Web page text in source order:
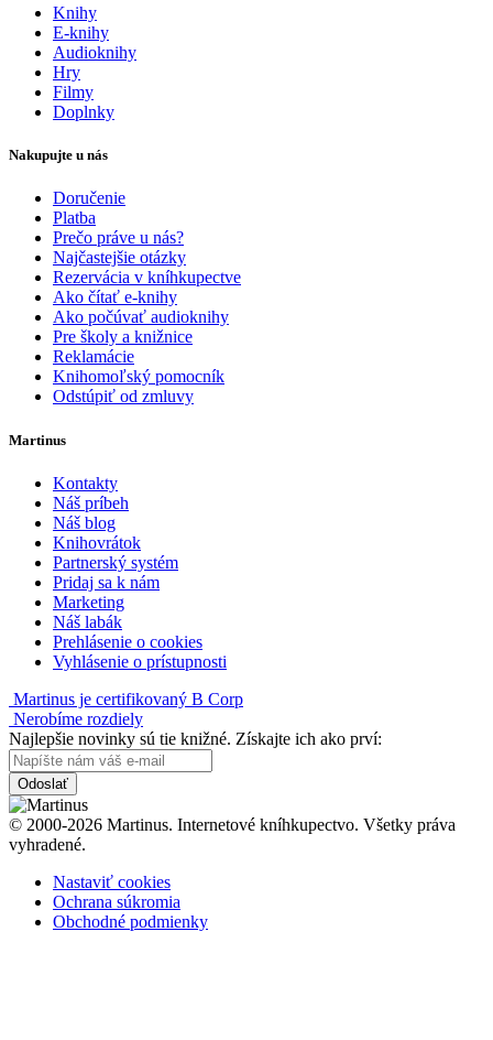
Knihy
E-knihy
Audioknihy
Hry
Filmy
Doplnky
Nakupujte u nás
Doručenie
Platba
Prečo práve u nás?
Najčastejšie otázky
Rezervácia v kníhkupectve
Ako čítať e-knihy
Ako počúvať audioknihy
Pre školy a knižnice
Reklamácie
Knihomoľský pomocník
Odstúpiť od zmluvy
Martinus
Kontakty
Náš príbeh
Náš blog
Knihovrátok
Partnerský systém
Pridaj sa k nám
Marketing
Náš labák
Prehlásenie o cookies
Vyhlásenie o prístupnosti
Martinus je certifikovaný B Corp
Nerobíme rozdiely
Najlepšie novinky sú tie knižné. Získajte ich ako prví:
Odoslať
© 2000-2026 Martinus. Internetové kníhkupectvo. Všetky práva
vyhradené.
Nastaviť cookies
Ochrana súkromia
Obchodné podmienky